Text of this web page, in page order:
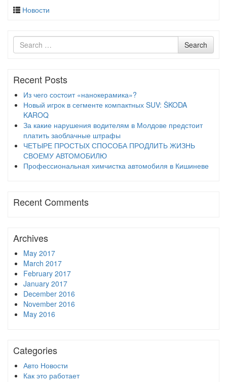
Новости
Search
for
Search
Recent Posts
Из чего состоит «нанокерамика»?
Новый игрок в сегменте компактных SUV: ŠKODA
KAROQ
За какие нарушения водителям в Молдове предстоит
платить заоблачные штрафы
ЧЕТЫРЕ ПРОСТЫХ СПОСОБА ПРОДЛИТЬ ЖИЗНЬ
СВОЕМУ АВТОМОБИЛЮ
Профессиональная химчистка автомобиля в Кишиневе
Recent Comments
Archives
May 2017
March 2017
February 2017
January 2017
December 2016
November 2016
May 2016
Categories
Авто Новости
Как это работает